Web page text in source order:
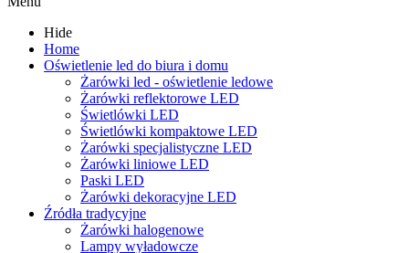
Hide
Home
Oświetlenie led do biura i domu
Żarówki led - oświetlenie ledowe
Żarówki reflektorowe LED
Świetlówki LED
Świetlówki kompaktowe LED
Żarówki specjalistyczne LED
Żarówki liniowe LED
Paski LED
Żarówki dekoracyjne LED
Źródła tradycyjne
Żarówki halogenowe
Lampy wyładowcze